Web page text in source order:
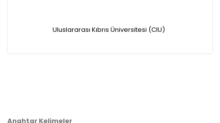
Uluslararası Kıbrıs Üniversitesi (CIU)
Anahtar Kelimeler